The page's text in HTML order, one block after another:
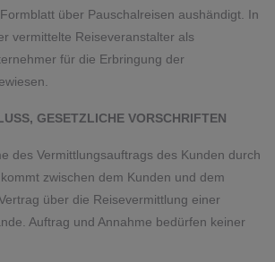
über Pauschalreisen aushändigt. In
vermittelte Reiseveranstalter als
für die Erbringung der
GESETZLICHE VORSCHRIFTEN
des Vermittlungsauftrags des Kunden durch
zwischen dem Kunden und dem
über die Reisevermittlung einer
Auftrag und Annahme bedürfen keiner